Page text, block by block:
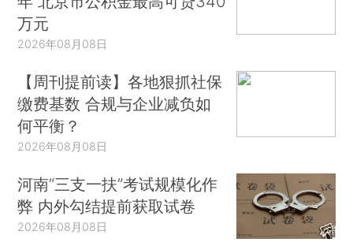
万元
2026年08月08日
【周刊提前读】各地狠抓社保
缴费基数 合规与企业减负如
何平衡？
2026年08月08日
河南“三支一扶”考试规模化作
弊 内外勾结提前获取试卷
2026年08月08日